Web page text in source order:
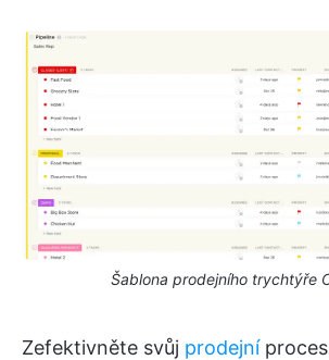
Šablona prodejního trychtýře
Zefektivněte svůj prodejníproces